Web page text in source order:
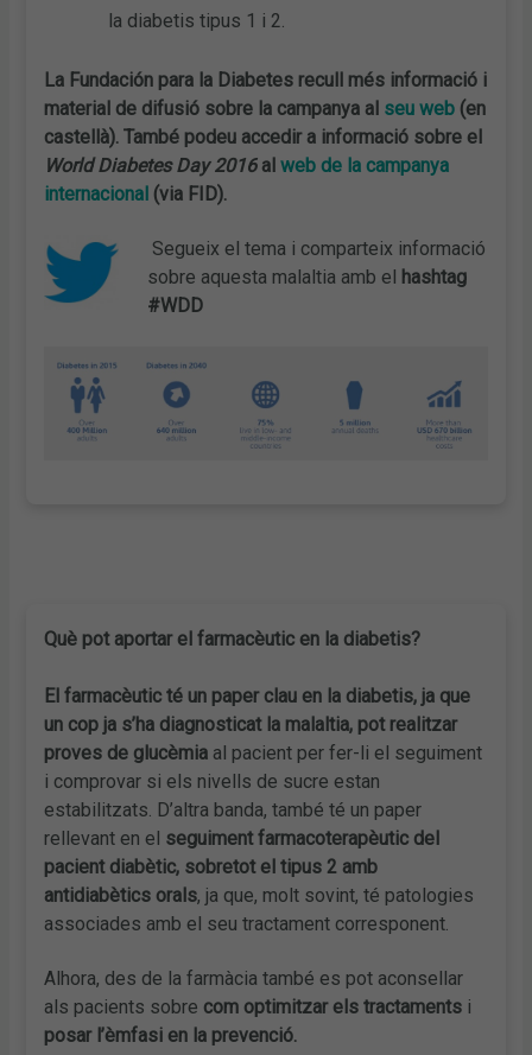
la diabetis tipus 1 i 2.
La Fundación para la Diabetes recull més informació i
material de difusió sobre la campanya al seu web (en
castellà). També podeu accedir a informació sobre el
World Diabetes Day 2016alweb de la campanya
internacional (via FID).
Segueix el tema i comparteix informació
sobre aquesta malaltia amb el hashtag
#WDD
Què pot aportar el farmacèutic en la diabetis?
El farmacèutic té un paper clau en la diabetis, ja que
un cop ja s’ha diagnosticat la malaltia, pot realitzar
proves de glucèmia al pacient per fer-li el seguiment
i comprovar si els nivells de sucre estan
estabilitzats. D’altra banda, també té un paper
rellevant en el seguiment farmacoterapèutic del
pacient diabètic, sobretot el tipus 2 amb
antidiabètics orals, ja que, molt sovint, té patologies
associades amb el seu tractament corresponent.
Alhora, des de la farmàcia també es pot aconsellar
als pacients sobre com optimitzar els tractaments i
posar l’èmfasi en la prevenció.